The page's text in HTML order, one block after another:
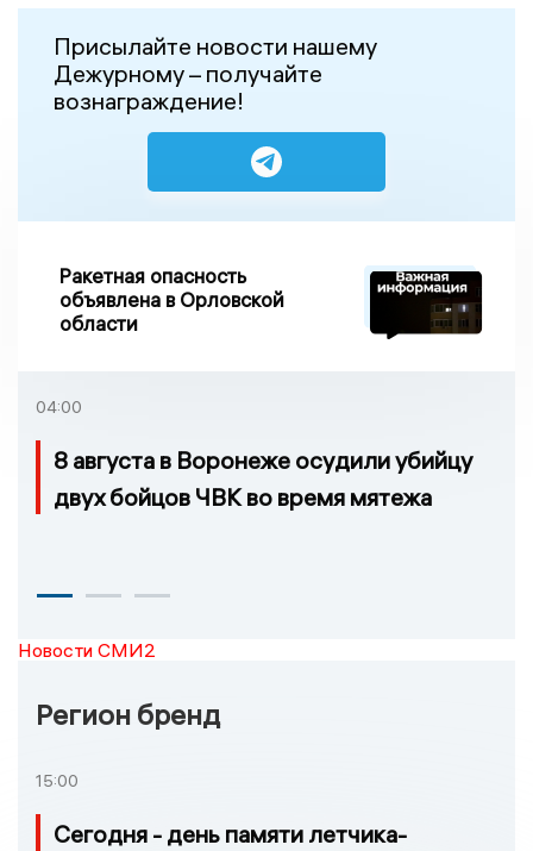
Присылайте новости нашему
Дежурному – получайте
вознаграждение!
Ракетная опасность
объявлена в Орловской
области
04:00
8 августа в Воронеже осудили убийцу
двух бойцов ЧВК во время мятежа
Новости СМИ2
Регион бренд
15:00
Сегодня - день памяти летчика-